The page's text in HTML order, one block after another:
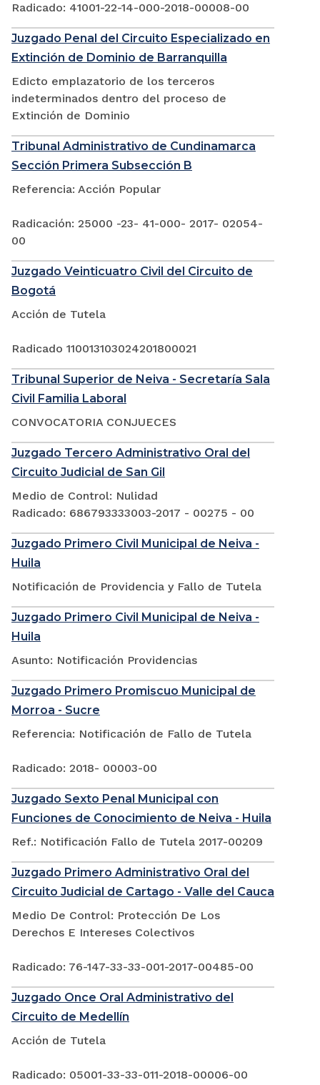
Radicado: 41001-22-14-000-2018-00008-00
Juzgado Penal del Circuito Especializado en
Extinción de Dominio de Barranquilla
Edicto emplazatorio de los terceros
indeterminados dentro del proceso de
Extinción de Dominio
Tribunal Administrativo de Cundinamarca
Sección Primera Subsección B
Referencia: Acción Popular
Radicación: 25000 -23- 41-000- 2017- 02054-
00
Juzgado Veinticuatro Civil del Circuito de
Bogotá
Acción de Tutela
Radicado 110013103024201800021
Tribunal Superior de Neiva - Secretaría Sala
Civil Familia Laboral
CONVOCATORIA CONJUECES
Juzgado Tercero Administrativo Oral del
Circuito Judicial de San Gil
Medio de Control: Nulidad
Radicado: 686793333003-2017 - 00275 - 00
Juzgado Primero Civil Municipal de Neiva -
Huila
Notificación de Providencia y Fallo de Tutela
Juzgado Primero Civil Municipal de Neiva -
Huila
Asunto: Notificación Providencias
Juzgado Primero Promiscuo Municipal de
Morroa - Sucre
Referencia: Notificación de Fallo de Tutela
Radicado: 2018- 00003-00
Juzgado Sexto Penal Municipal con
Funciones de Conocimiento de Neiva - Huila
Ref.: Notificación Fallo de Tutela 2017-00209
Juzgado Primero Administrativo Oral del
Circuito Judicial de Cartago - Valle del Cauca
Medio De Control: Protección De Los
Derechos E Intereses Colectivos
Radicado: 76-147-33-33-001-2017-00485-00
Juzgado Once Oral Administrativo del
Circuito de Medellín
Acción de Tutela
Radicado: 05001-33-33-011-2018-00006-00